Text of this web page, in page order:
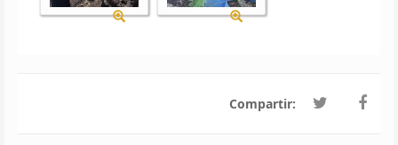
Compartir: